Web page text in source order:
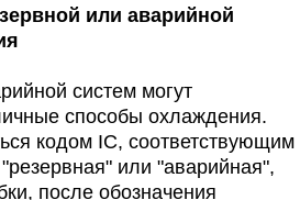
или аварийной
систем могут
способы охлаждения.
кодом IС, соответствующим
или "аварийная",
после обозначения